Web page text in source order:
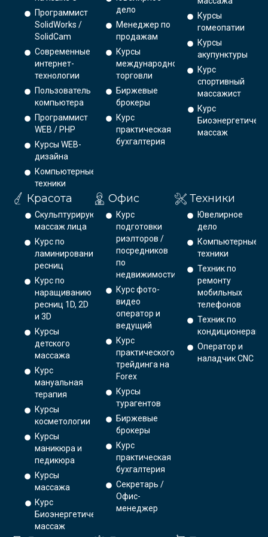
Программист
SolidWorks /
SolidCam
Современные
интернет-
технологии
Пользователь
компьютера
Программист
WEB / PHP
Курсы WEB-
дизайна
Компьютерные
техники
дело
Менеджер по
продажам
Курсы
международной
торговли
Биржевые
брокеры
Курс
практическая
бухгалтерия
Курсы
гомеопатии
Курсы
акупунктуры
Курс
спортивный
массажист
Курс
массаж
Красота
Скульптурирующий
массаж лица
Курс по
ламинированию
ресниц
Курс по
наращиванию
ресниц 1D, 2D
и 3D
Курсы
детского
массажа
Курс
мануальная
терапия
Курсы
косметологии
Курсы
маникюра и
педикюра
Курсы
массажа
Курс
Биоэнергетический
массаж
Офис
Курс
подготовки
риэлторов /
посредников
по
недвижимости
Курс фото-
видео
оператор и
ведущий
Курс
практического
трейдинга на
Forex
Курсы
турагентов
Биржевые
брокеры
Курс
практическая
бухгалтерия
Секретарь /
Офис-
менеджер
Техники
Ювелирное
дело
Компьютерные
техники
Техник по
ремонту
мобильных
телефонов
Техник по
кондиционерам
Оператор и
наладчик CNC